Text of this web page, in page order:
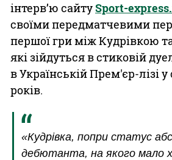
інтерв’ю сайтуSport-
своїми передматчевими
першої гри між Кудрівкою
які зійдуться в стиковій
в Українській Прем'єр-лізі у
років.
«Кудрівка, попри статус
дебютанта, на якого мало